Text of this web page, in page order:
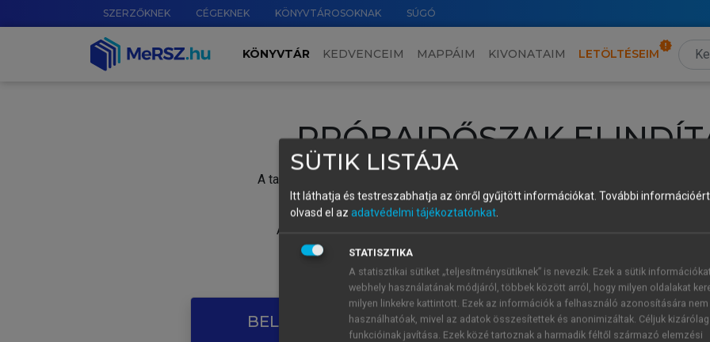
SZERZŐKNEK CÉGEKNEK KÖNYVTÁROSOKNAK SÚGÓ
KÖNYVTÁR KEDVENCEIM MAPPÁIM KIVONATAIM LETÖLTÉSEIM
PRÓBAIDŐSZAK
A tartalom megtekintéséhez lépj be a saját fiókoddal, iskolai azonosítóddal vagy
Új felhasználóként1 óra díjmentes hozzáférésrevagy
A próbaidőszak elindításához,
vagy hozz
A regisztráció után a
BELÉPÉS SAJÁT FIÓKKAL ÚJ FIÓK
1 óra
SÜTIK LISTÁJA
Itt láthatja és testreszabhatja az önről gyűjtött információkat. További
olvasd el az adatvédelmi tájékoztatónkat.
STATISZTIKA
A statisztikai sütiket „teljesítménysütiknek” is nevezik. Ezek a sütik
webhely használatának módjáról, többek között arról, hogy milyen oldalakat
milyen linkekre kattintott. Ezek az információk a felhasználó azonosítására nem
használhatóak, mivel az adatok összesítettek és anonimizáltak. Céljuk
funkcióinak javítása. Ezek közé tartoznak a harmadik féltől származó elemzési